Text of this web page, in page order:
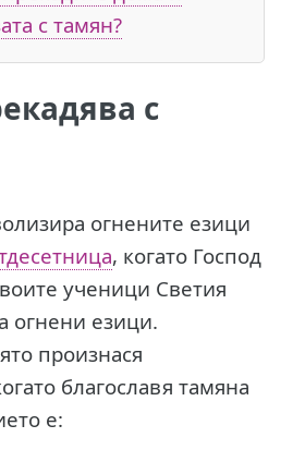
с тамян?
с
огнените езици
, когато Господ
ученици Светия
огнени езици.
произнася
благославя тамяна
е: